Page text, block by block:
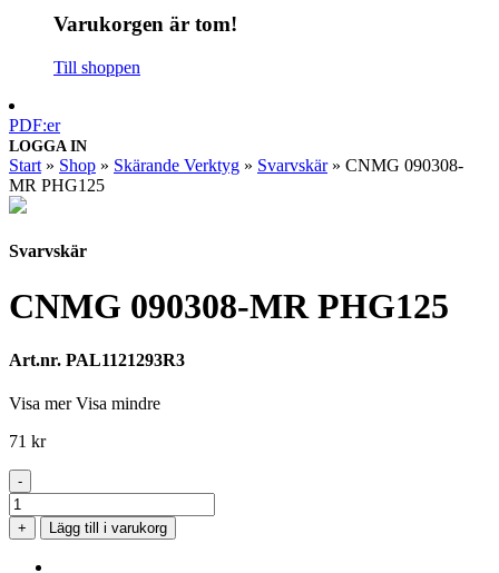
Varukorgen är tom!
Till shoppen
PDF:er
LOGGA IN
Start » Shop » Skärande Verktyg » Svarvskär» CNMG 090308-
MR PHG125
Svarvskär
CNMG 090308-MR PHG125
Art.nr. PAL1121293R3
Visa mer Visa mindre
71 kr
-
CNMG
090308-
MR
PHG125
+ Lägg till i varukorg